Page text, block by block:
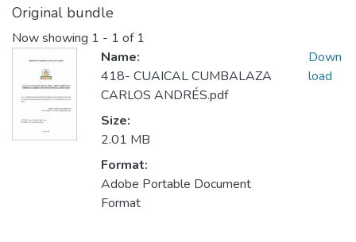
Original bundle
Now showing 1 - 1 of 1
Name:
418- CUAICAL CUMBALAZA
CARLOS ANDRÉS.pdf
Size:
2.01 MB
Format:
Adobe Portable Document
Format
Down
load